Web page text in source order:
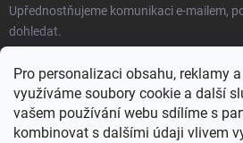
Pro personalizaci obsahu, reklamy
využíváme soubory cookie a další
vašem používání webu sdílíme s
kombinovat s dalšími údaji vlivem
Upřednostňujeme komunikaci e-mailem,
dohledat.